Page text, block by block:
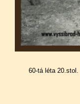
60-tá léta